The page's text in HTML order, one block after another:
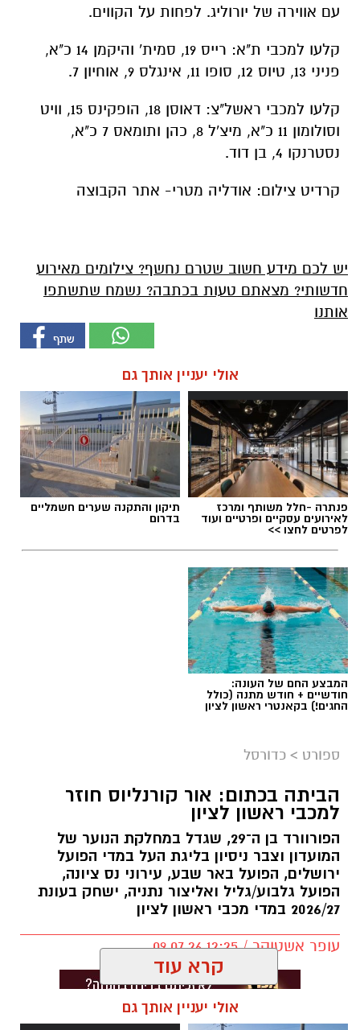
עם אווירה של יורוליג. לפחות על הקווים.
קלעו למכבי ת"א: רייס 19, סמית' והיקמן 14 כ"א,
פניני 13, טיוס 12, סופו 11, אינגלס 9, אוחיון 7.
קלעו למכבי ראשל"צ: דאוסן 18, הופקינס 15, וויט
וסולומון 11 כ"א, מיצ'ל 8, כהן ותומאס 7 כ"א,
נסטרנקו 4, בן דוד.
קרדיט צילום: אודליה מטרי- אתר הקבוצה
יש לכם מידע חשוב שטרם נחשף? צילומים מאירוע
חדשותי? מצאתם טעות בכתבה? נשמח שתשתפו
אותנו
אולי יעניין אותך גם
פנתרה -חלל משותף ומרכז
לאירועים עסקיים ופרטיים ועוד
לפרטים לחצו >>
תיקון והתקנה שערים חשמליים
בדרום
המבצע החם של העונה:
חודשיים + חודש מתנה (כולל
החגים!) בקאנטרי ראשון לציון
ספורט > כדורסל
הביתה בכתום: אור קורנליוס חוזר
למכבי ראשון לציון
הפורוורד בן ה־29, שגדל במחלקת הנוער של
המועדון וצבר ניסיון בליגת העל במדי הפועל
ירושלים, הפועל באר שבע, עירוני נס ציונה,
הפועל גלבוע/גליל ואליצור נתניה, ישחק בעונת
2026/27 במדי מכבי ראשון לציון
עופר אשטוקר / 12:25 09.07.26
קרא עוד
אולי יעניין אותך גם